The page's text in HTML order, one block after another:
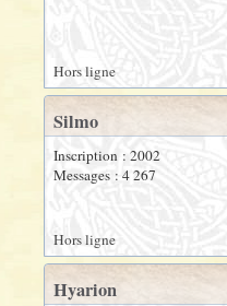
Hors ligne
Silmo
Inscription : 2002
Messages : 4 267
Hors ligne
Hyarion